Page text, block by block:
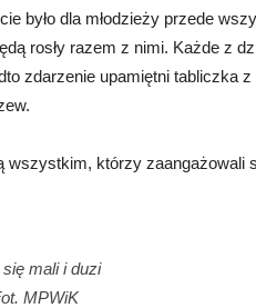
było dla młodzieży przede
rosły razem z nimi. Każde z
zdarzenie upamiętni tabliczka
wszystkim, którzy zaangażowali
mali i duzi
MPWiK